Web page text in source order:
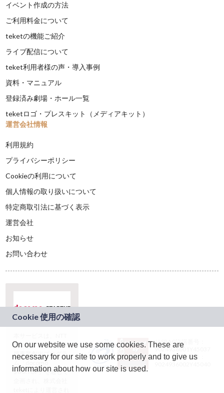
イベント作成の方法
ご利用料金について
teketの機能ご紹介
ライブ配信について
teket利用者様の声・導入事例
資料・マニュアル
登録済み劇場・ホール一覧
teketロゴ・プレスキット（メディアキット）
運営会社情報
利用規約
プライバシーポリシー
Cookieの利用について
個人情報の取り扱いについて
特定商取引法に基づく表示
運営会社
お知らせ
お問い合わせ
ドコモグループの新
規事業創出プログラ
ム「docomo
STARTUP」を通じて
JASRAC許諾番号：
9024936001Y45037
JASRAC許諾番号：
On our website we use some cookies. These are
necessary for our site to work properly and to give us
information about how our site is used.